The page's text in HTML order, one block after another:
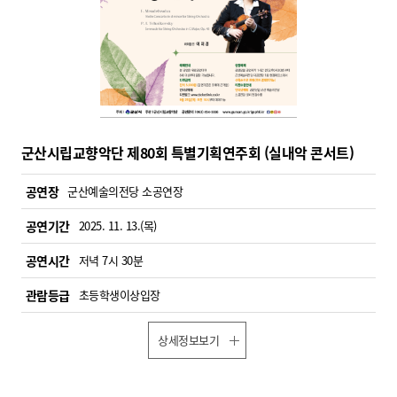
군산시립교향악단 제80회 특별기획연주회 (실내악 콘서트)
공연장 군산예술의전당 소공연장
공연기간 2025. 11. 13.(목)
공연시간 저녁 7시 30분
관람등급 초등학생이상입장
상세정보보기